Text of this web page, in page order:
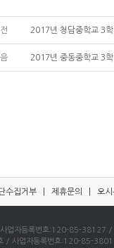
2017년 청담중학교 3
2017년 중동중학교 3
수집거부 제휴문의 오시
사업자등록번호:120-85-
호 / 사업자등록번호:120-85-